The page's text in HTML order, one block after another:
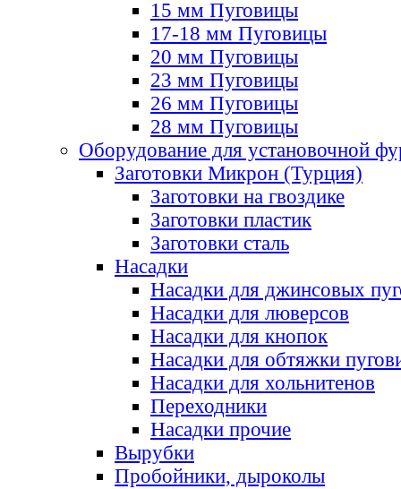
15 мм Пуговицы
17-18 мм Пуговицы
20 мм Пуговицы
23 мм Пуговицы
26 мм Пуговицы
28 мм Пуговицы
Оборудование для установочной
Заготовки Микрон (Турция)
Заготовки на гвоздике
Заготовки пластик
Заготовки сталь
Насадки
Насадки для джинсовых
Насадки для люверсов
Насадки для кнопок
Насадки для обтяжки
Насадки для хольнитенов
Переходники
Насадки прочие
Вырубки
Пробойники, дыроколы